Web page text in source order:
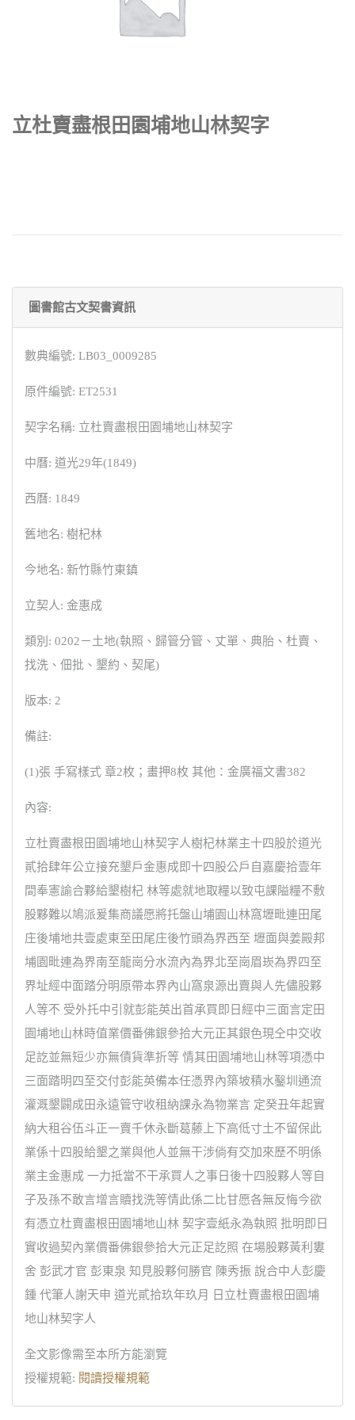
立杜賣盡根田園埔地山林契字
圖書館古文契書資訊
數典編號: LB03_0009285
原件編號: ET2531
契字名稱: 立杜賣盡根田園埔地山林契字
中曆: 道光29年(1849)
西曆: 1849
舊地名: 樹杞林
今地名: 新竹縣竹東鎮
立契人: 金惠成
類別: 0202－土地(執照、歸管分管、丈單、典胎、杜賣、
找洗、佃批、墾約、契尾)
版本: 2
備註:
(1)張 手寫樣式 章2枚；畫押8枚 其他：金廣福文書382
內容:
立杜賣盡根田園埔地山林契字人樹杞林業主十四股於道光
貳拾肆年公立接充墾戶金惠成即十四股公戶自嘉慶拾壹年
間奉憲諭合夥給墾樹杞 林等處就地取糧以致屯課隘糧不敷
股夥難以鳩派爰集商議愿將托盤山埔園山林窩壢毗連田尾
庄後埔地共壹處東至田尾庄後竹頭為界西至 壢面與姜殿邦
埔園毗連為界南至龍崗分水流內為界北至崗眉崁為界四至
界址經中面踏分明原帶本界內山窩泉源出賣與人先儘股夥
人等不 受外托中引就彭能英出首承買即日經中三面言定田
園埔地山林時值業價番佛銀參拾大元正其銀色現仝中交收
足訖並無短少亦無債貨準折等 情其田園埔地山林等項憑中
三面踏明四至交付彭能英備本任憑界內築坡積水鑿圳通流
灌溉墾闢成田永遠管守收租納課永為物業言 定癸丑年起實
納大租谷伍斗正一賣千休永斷葛藤上下高低寸土不留保此
業係十四股給墾之業與他人並無干涉倘有交加來歷不明係
業主金惠成 一力抵當不干承買人之事日後十四股夥人等自
子及孫不敢言增言贖找洗等情此係二比甘愿各無反悔今欲
有憑立杜賣盡根田園埔地山林 契字壹紙永為執照 批明即日
實收過契內業價番佛銀參拾大元正足訖照 在場股夥黃利婁
舍 彭武才官 彭東泉 知見股夥何勝官 陳秀振 說合中人彭慶
鍾 代筆人謝天申 道光貳拾玖年玖月 日立杜賣盡根田園埔
地山林契字人
全文影像需至本所方能瀏覽
授權規範: 閱讀授權規範